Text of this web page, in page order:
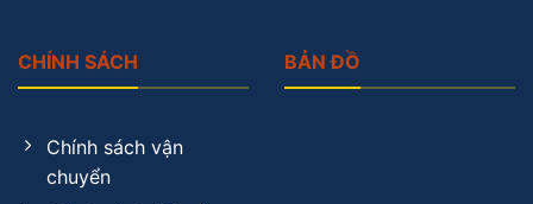
CHÍNH SÁCH
Chính sách vận
chuyển
BẢN ĐỒ